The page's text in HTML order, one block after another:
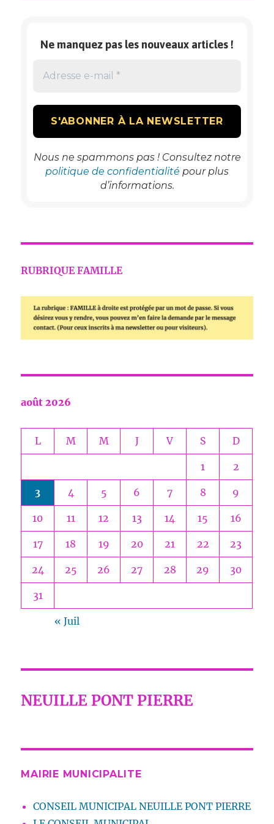
Ne manquez pas les nouveaux articles !
Nous ne spammons pas ! Consultez notre
politique de confidentialité pour plus
d’informations.
RUBRIQUE FAMILLE
août 2026
L M M J V S D
1 2
3 4 5 6 7 8 9
10 11 12 13 14 15 16
17 18 19 20 21 22 23
24 25 26 27 28 29 30
31
« Juil
NEUILLE PONT PIERRE
MAIRIE MUNICIPALITE
CONSEIL MUNICIPAL NEUILLE PONT PIERRE